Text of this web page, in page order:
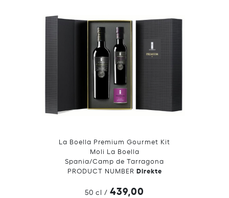
La Boella Premium Gourmet Kit
Moli La Boella
Spania/Camp de Tarragona
PRODUCT NUMBER Direkte
50 cl / 439,00